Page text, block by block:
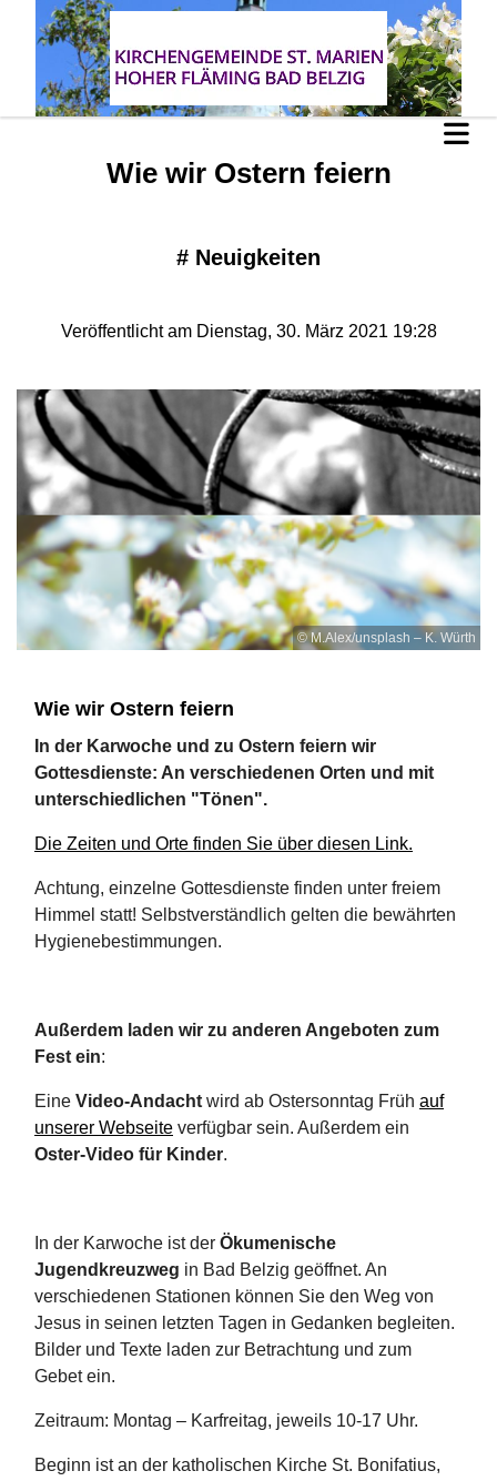
Wie wir Ostern feiern
# Neuigkeiten
Veröffentlicht am Dienstag, 30. März 2021 19:28
© M.Alex/unsplash – K. Würth
Wie wir Ostern feiern
In der Karwoche und zu Ostern feiern wir
Gottesdienste: An verschiedenen Orten und mit
unterschiedlichen "Tönen".
Die Zeiten und Orte finden Sie über diesen Link.
Achtung, einzelne Gottesdienste finden unter freiem
Himmel statt! Selbstverständlich gelten die bewährten
Hygienebestimmungen.
Außerdem laden wir zu anderen Angeboten zum
Fest ein:
Eine Video-Andacht wird ab Ostersonntag Früh auf
unserer Webseite verfügbar sein. Außerdem ein
Oster-Video für Kinder.
In der Karwoche ist der Ökumenische
Jugendkreuzweg in Bad Belzig geöffnet. An
verschiedenen Stationen können Sie den Weg von
Jesus in seinen letzten Tagen in Gedanken begleiten.
Bilder und Texte laden zur Betrachtung und zum
Gebet ein.
Zeitraum: Montag – Karfreitag, jeweils 10-17 Uhr.
Beginn ist an der katholischen Kirche St. Bonifatius,